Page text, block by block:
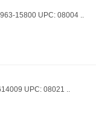
15800 UPC: 08004 ..
UPC: 08021 ..